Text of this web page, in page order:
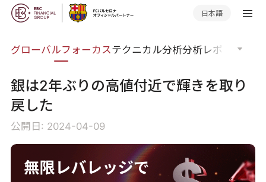
日本語
グローバルフォーカステクニカル分析分析レポート
銀は2年ぶりの高値付近で輝きを取り
戻した
公開日: 2024-04-09